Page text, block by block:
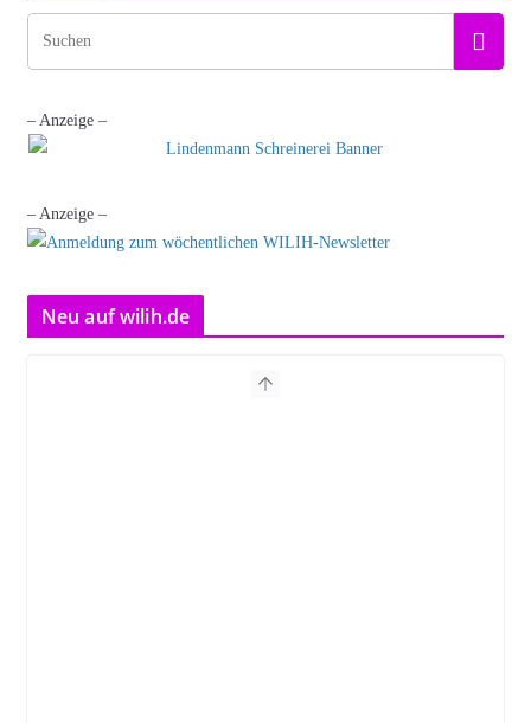
– Anzeige –
– Anzeige –
Neu auf wilih.de